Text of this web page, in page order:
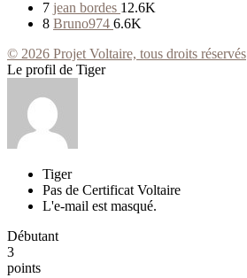
7 jean bordes 12.6K
8 Bruno974 6.6K
© 2026 Projet Voltaire, tous droits réservés
Le profil de Tiger
Tiger
Pas de Certificat Voltaire
L'e-mail est masqué.
Débutant
3
points